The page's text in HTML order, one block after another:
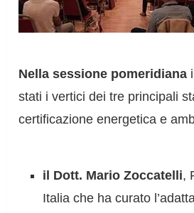
Nella sessione pomeridiana
stati i vertici dei tre principali
certificazione energetica e
il Dott. Mario Zoccatelli,
Italia che ha curato